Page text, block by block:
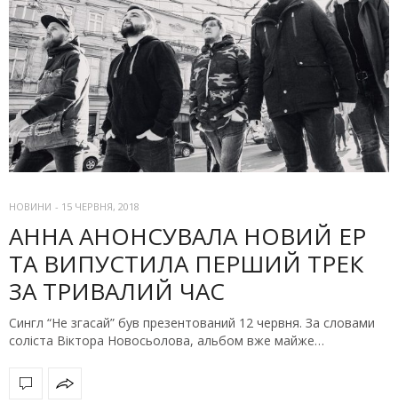
НОВИНИ - 15 ЧЕРВНЯ, 2018
АННА АНОНСУВАЛА НОВИЙ EP
ТА ВИПУСТИЛА ПЕРШИЙ ТРЕК
ЗА ТРИВАЛИЙ ЧАС
Сингл “Не згасай” був презентований 12 червня. За словами
соліста Віктора Новосьолова, альбом вже майже…